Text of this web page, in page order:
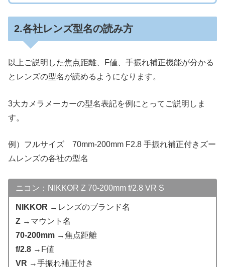
2.各社レンズ型名の読み方
以上ご説明した焦点距離、F値、手振れ補正機能が分かる
とレンズの型名が読めるようになります。
3大カメラメーカーの型名表記を例にとってご説明しま
す。
例）フルサイズ 70mm-200mm F2.8 手振れ補正付きズー
ムレンズの各社の型名
ニコン：NIKKOR Z 70-200mm f/2.8 VR S
NIKKOR →レンズのブランド名
Z →マウント名
70-200mm→焦点距離
f/2.8→F値
VR →手振れ補正付き